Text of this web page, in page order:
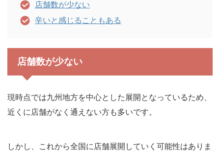
店舗数が少ない
辛いと感じることもある
店舗数が少ない
現時点では九州地方を中心とした展開となっているため、
近くに店舗がなく通えない方も多いです。
しかし、これから全国に店舗展開していく可能性はありま